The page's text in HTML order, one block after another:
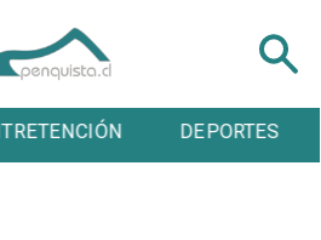
DEPORTES CULTURA